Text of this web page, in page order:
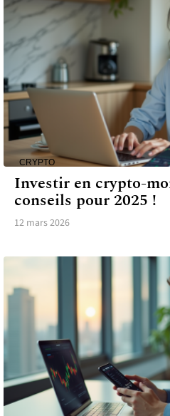
CRYPTO
Investir en crypto-
conseils pour 2025 !
12 mars 2026